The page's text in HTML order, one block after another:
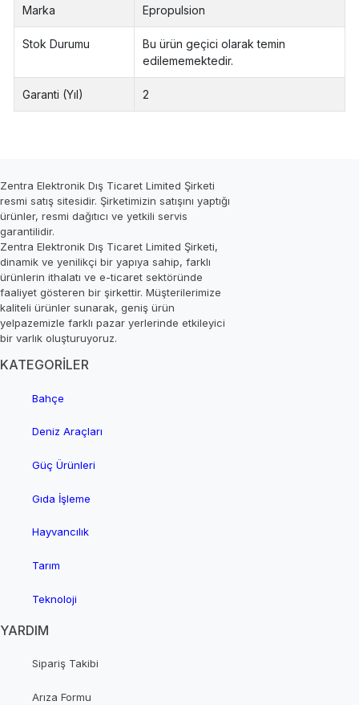
Marka Epropulsion
Stok Durumu
Bu ürün geçici olarak temin
edilememektedir.
Garanti (Yıl) 2
Zentra Elektronik Dış Ticaret Limited Şirketi
resmi satış sitesidir. Şirketimizin satışını yaptığı
ürünler, resmi dağıtıcı ve yetkili servis
garantilidir.
Zentra Elektronik Dış Ticaret Limited Şirketi,
dinamik ve yenilikçi bir yapıya sahip, farklı
ürünlerin ithalatı ve e-ticaret sektöründe
faaliyet gösteren bir şirkettir. Müşterilerimize
kaliteli ürünler sunarak, geniş ürün
yelpazemizle farklı pazar yerlerinde etkileyici
bir varlık oluşturuyoruz.
KATEGORİLER
Bahçe
Deniz Araçları
Güç Ürünleri
Gıda İşleme
Hayvancılık
Tarım
Teknoloji
YARDIM
Sipariş Takibi
Arıza Formu